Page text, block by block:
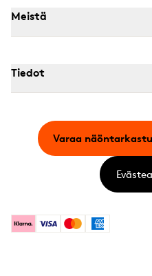
Meistä
Tiedot
KlarnaVisa MastercardAmerican
Varaa